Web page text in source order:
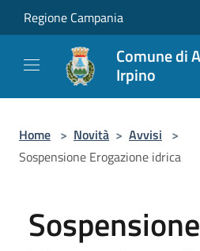
Salta al contenuto principale
Regione Campania
Comune di
Irpino
Home > Novità > Avvisi >
Sospensione Erogazione idrica
Sospensione